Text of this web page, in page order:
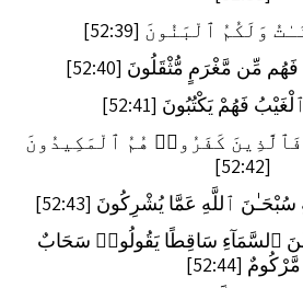
وَلَكُمُ ٱلْبَنُونَ [52:39]
مِّن مَّغْرَمٍ مُّثْقَلُونَ [52:40]
فَهُمْ يَكْتُبُونَ [52:41]
فَٱلَّذِينَ كَفَرُوا۟ هُمُ ٱلْمَكِيدُونَ
[52:42]
ٱللَّهِ عَمَّا يُشْرِكُونَ [52:43]
ٱلسَّمَآءِ سَاقِطًا يَقُولُوا۟ سَحَابٌ
مَّرْكُومٌ [52:44]